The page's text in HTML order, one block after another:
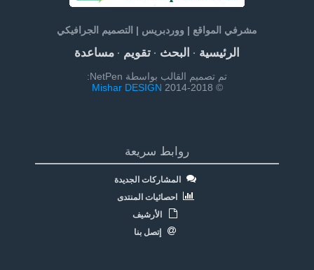
مشرفي المواقع | ووردبريس | التصميم الجرافيكي
الرئيسية· البحث· تقويم· مساعدة
تم تصميم القالب بواسطة NetPen:
© 2014-2018
Mishar DESIGN
روابط سريعة
المشاركات الجديدة
احصائيات المنتدى
الأرشيف
إتصل بنا